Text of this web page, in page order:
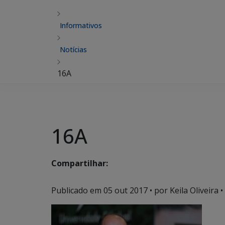
Informativos
Notícias
16A
16A
Compartilhar:
Publicado em 05 out 2017 • por Keila Oliveira •